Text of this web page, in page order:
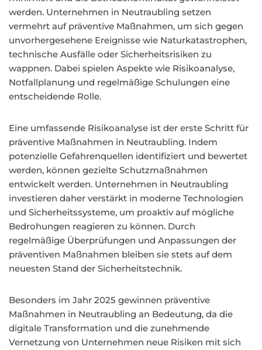
werden. Unternehmen in Neutraubling setzen
vermehrt auf präventive Maßnahmen, um sich gegen
unvorhergesehene Ereignisse wie Naturkatastrophen,
technische Ausfälle oder Sicherheitsrisiken zu
wappnen. Dabei spielen Aspekte wie Risikoanalyse,
Notfallplanung und regelmäßige Schulungen eine
entscheidende Rolle.
Eine umfassende Risikoanalyse ist der erste Schritt für
präventive Maßnahmen in Neutraubling. Indem
potenzielle Gefahrenquellen identifiziert und bewertet
werden, können gezielte Schutzmaßnahmen
entwickelt werden. Unternehmen in Neutraubling
investieren daher verstärkt in moderne Technologien
und Sicherheitssysteme, um proaktiv auf mögliche
Bedrohungen reagieren zu können. Durch
regelmäßige Überprüfungen und Anpassungen der
präventiven Maßnahmen bleiben sie stets auf dem
neuesten Stand der Sicherheitstechnik.
Besonders im Jahr 2025 gewinnen präventive
Maßnahmen in Neutraubling an Bedeutung, da die
digitale Transformation und die zunehmende
Vernetzung von Unternehmen neue Risiken mit sich